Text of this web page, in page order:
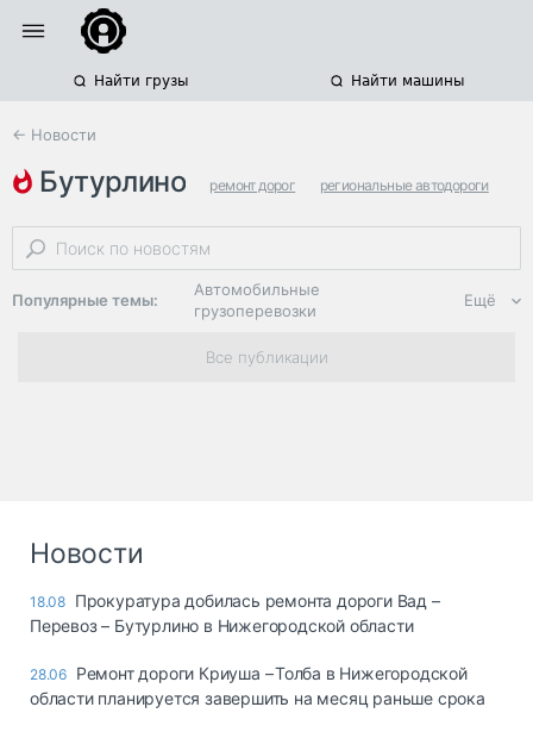
Найти грузы Найти машины
← Новости
бутурлино ремонт дорог региональные автодороги
нижегородская область
Популярные темы:
Автомобильные
грузоперевозки
Региональная
логистика
опасные грузы
страхование
Ещё
Все публикации
Новости
18.08 Прокуратура добилась ремонта дороги Вад –
Перевоз – Бутурлино в Нижегородской области
28.06 Ремонт дороги Криуша – Толба в Нижегородской
области планируется завершить на месяц раньше срока